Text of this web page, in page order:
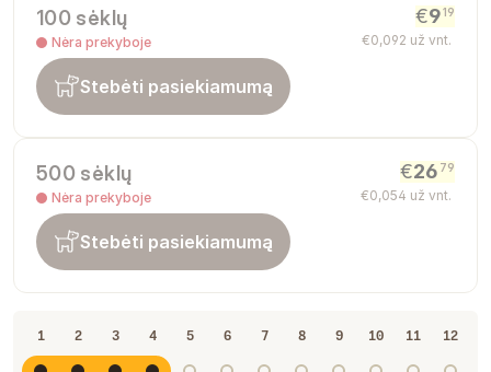
100 sėklų
Nėra prekyboje
€919
€0,092 už vnt.
Stebėti pasiekiamumą
500 sėklų
Nėra prekyboje
€26 79
€0,054 už vnt.
Stebėti pasiekiamumą
1 2 3 4 5 6 7 8 9 10 11 12